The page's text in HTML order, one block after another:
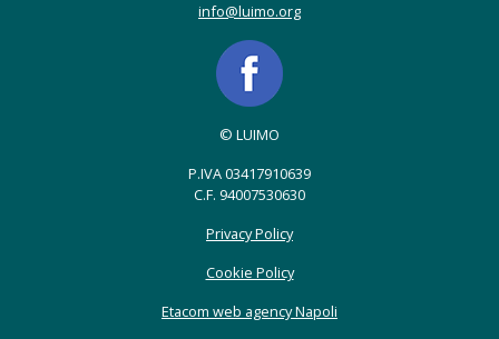
info@luimo.org
© LUIMO
P.IVA 03417910639
C.F. 94007530630
Privacy Policy
Cookie Policy
Etacom web agency Napoli